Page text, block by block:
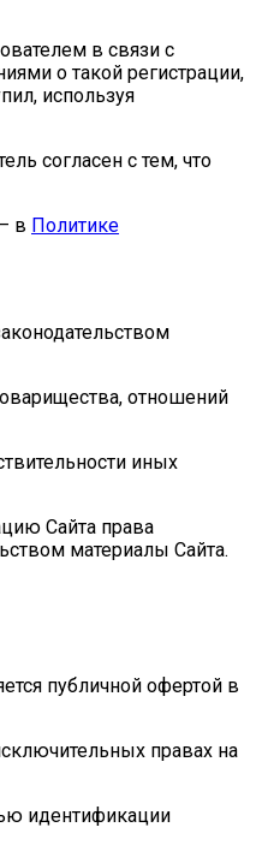
в связи с
о такой регистрации,
используя
согласен с тем, что
в Политике
отношений
иных
Сайта права
материалы Сайта.
публичной офертой в
правах на
идентификации